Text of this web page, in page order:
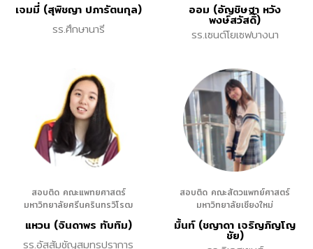
เจมมี่ (สุพิชญา ปภารัตนกุล)
รร.ศึกษานารี
ออม (อัญชิษฐา หวัง
พงษ์สวัสดิ์)
รร.เซนต์โยเซฟบางนา
สอบติด คณะแพทยศาสตร์
มหาวิทยาลัยศรีนครินทรวิโรฒ
แหวน (จินดาพร ทับทิม)
รร.อัสสัมชัญสมุทรปราการ
สอบติด คณะสัตวแพทย์ศาสตร์
มหาวิทยาลัยเชียงใหม่
มิ้นท์ (ชญาดา เจริญภิญโญ
ชัย)